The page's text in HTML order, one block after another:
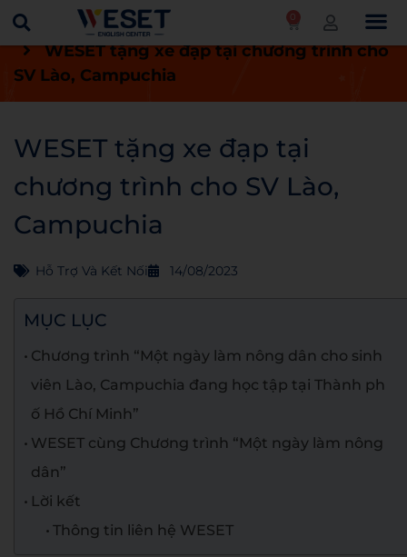
0
Trang chủ Tin tức
Hỗ trợ và kết nối
WESET tặng xe đạp tại chương trình cho
SV Lào, Campuchia
WESET tặng xe đạp tại
chương trình cho SV Lào,
Campuchia
Hỗ Trợ Và Kết Nối 14/08/2023
MỤC LỤC
Chương trình “Một ngày làm nông dân cho sinh
viên Lào, Campuchia đang học tập tại Thành ph
ố Hồ Chí Minh”
WESET cùng Chương trình “Một ngày làm nông
dân”
Lời kết
Thông tin liên hệ WESET